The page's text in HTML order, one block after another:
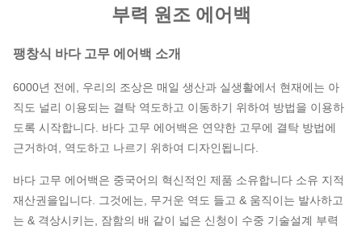
부력 원조 에어백
팽창식 바다 고무 에어백 소개
6000년 전에, 우리의 조상은 매일 생산과 실생활에서 현재에는 아
직도 널리 이용되는 결탁 역도하고 이동하기 위하여 방법을 이용하
도록 시작합니다. 바다 고무 에어백은 연약한 고무에 결탁 방법에
근거하여, 역도하고 나르기 위하여 디자인됩니다.
바다 고무 에어백은 중국어의 혁신적인 제품 소유합니다 소유 지적
재산권을입니다. 그것에는, 무거운 역도 들고 & 움직이는 발사하고
는 & 격상시키는, 잠함의 배 같이 넓은 신청이 수중 기술설계 부력